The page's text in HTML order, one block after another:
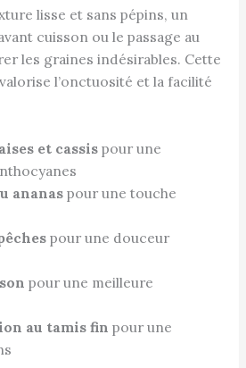
lisse et sans pépins, un
cuisson ou le passage au
les graines indésirables. Cette
l’onctuosité et la facilité
et cassispour une
ananaspour une touche
pour une douceur
pour une meilleure
au tamis fin pour une